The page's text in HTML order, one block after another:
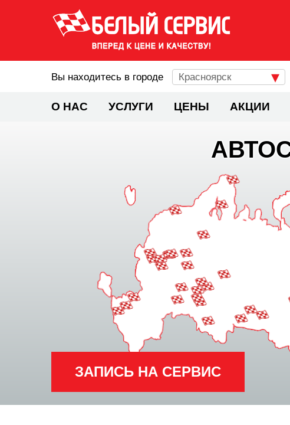
Вы находитесь в городе Красноярск
О НАС УСЛУГИ ЦЕНЫ АКЦИИ
ЗАПИСЬ НА СЕРВИС